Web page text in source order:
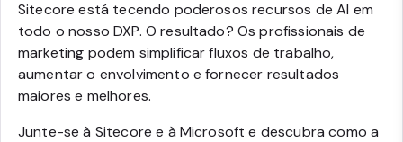
Sitecore está tecendo poderosos recursos de AI em
todo o nosso DXP. O resultado? Os profissionais de
marketing podem simplificar fluxos de trabalho,
aumentar o envolvimento e fornecer resultados
maiores e melhores.
Junte-se à Sitecore e à Microsoft e descubra como a